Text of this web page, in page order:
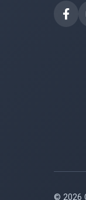
© 2026